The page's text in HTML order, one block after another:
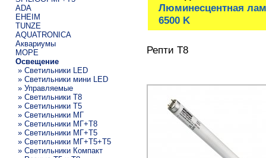
ADA
EHEIM
TUNZE
AQUATRONICA
Аквариумы
МОРЕ
Освещение
» Светильники LED
» Светильники мини LED
» Управляемые
» Светильники T8
» Светильники T5
» Светильники МГ
» Светильники МГ+T8
» Светильники МГ+T5
» Светильники МГ+T5+T5
» Светильники Компакт
Люминесцентная
6500 K
Репти Т8